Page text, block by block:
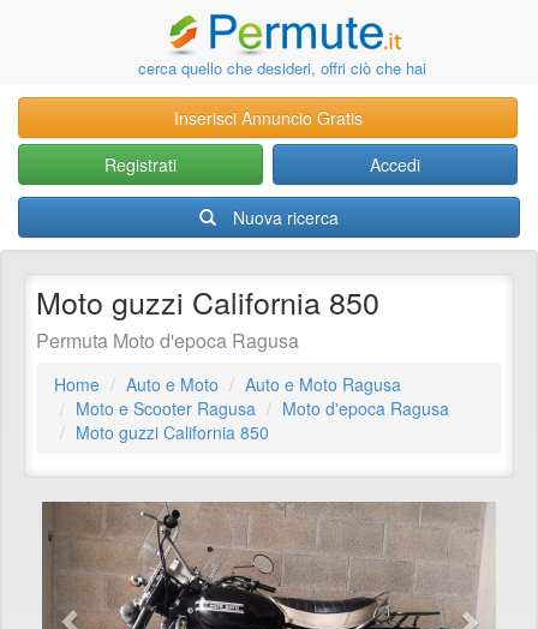
cerca quello che desideri, offri ciò che hai
Inserisci Annuncio Gratis
Registrati
Accedi
Nuova ricerca
Moto guzzi California 850
Permuta Moto d'epoca Ragusa
Home Auto e Moto
Auto e Moto Ragusa
Moto e Scooter Ragusa
Moto d'epoca Ragusa
Moto guzzi California 850